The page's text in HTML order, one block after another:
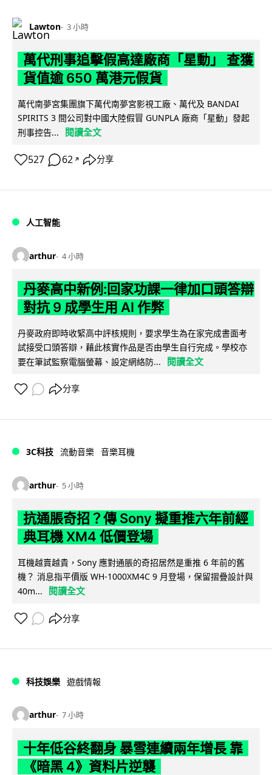
Lawton 3 小時
萬代刑事追擊假高達廠商「星動」 查獲
貨值逾 650 萬港元假貨
萬代南夢宮集團旗下萬代南夢宮影視工廠、萬代及 BANDAI
SPIRITS 3 間公司對中國大陸假冒 GUNPLA 廠商「星動」發起
刑事控告...
閱讀全文
527 62 ↗ 分享
人工智能
arthur 4 小時
丹麥高中新例:回家功課一律加口頭答辯
對抗 9 成學生用 AI 作弊
丹麥政府即時收緊高中評核規則，要求學生為在家完成書面考
試接受口頭答辯，藉此核實作品是否由學生自行完成。學校亦
要在筆試監察電腦螢幕、設定網絡防...
閱讀全文
分享
3C科技 流動音樂 音樂耳機
arthur 5 小時
抗通脹奇招？傳 Sony 擬重推六年前經
典耳機 XM4 低價登場
耳機越賣越貴，Sony 應對通脹的奇招居然是重推 6 年前的舊
機？ 消息指平價版 WH-1000XM4C 9 月登場，保留摺疊設計與
40m...
閱讀全文
分享
科技娛樂 遊戲情報
arthur 7 小時
十年低谷終翻身 暴雪連續兩年增長 靠
《暗黑 4》資料片逆襲